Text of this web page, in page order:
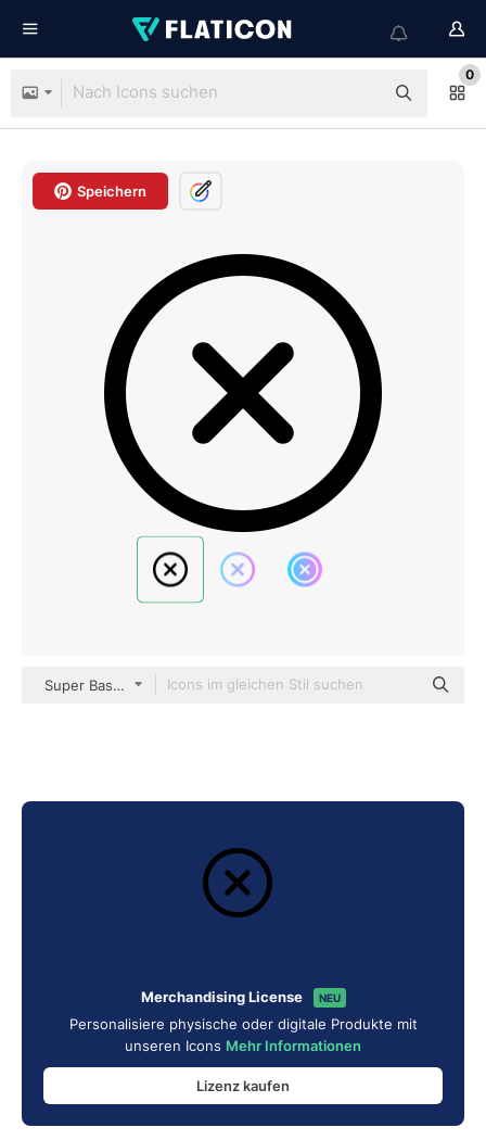
0
Speichern
Super Basic Rounded Lineal
Merchandising License NEU
Personalisiere physische oder digitale Produkte mit
unseren Icons Mehr Informationen
Lizenz kaufen